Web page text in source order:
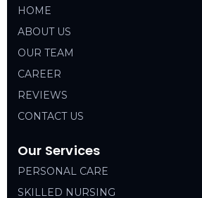
HOME
ABOUT US
OUR TEAM
CAREER
REVIEWS
CONTACT US
Our Services
PERSONAL CARE
SKILLED NURSING